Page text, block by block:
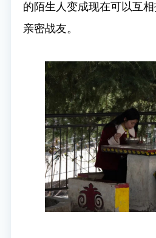
的陌生人变成现在可以互
亲密战友。